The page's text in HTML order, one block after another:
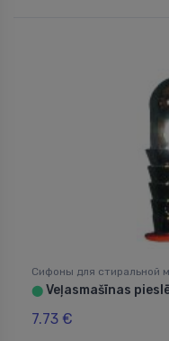
Сифоны для стиральной
⬤ Veļasmašīnas
7.73 €